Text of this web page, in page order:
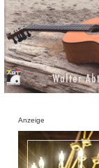
Anzeige